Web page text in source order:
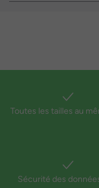
Toutes les tailles au
Sécurité des